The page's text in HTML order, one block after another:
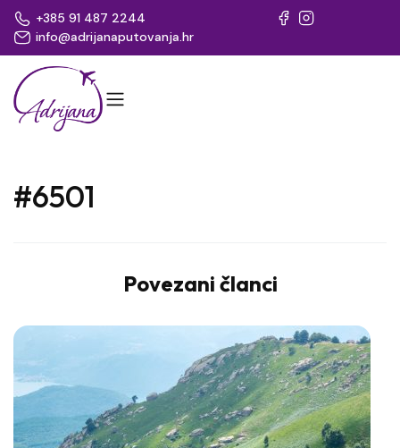
+385 91 487 2244
info@adrijanaputovanja.hr
#6501
Povezani članci